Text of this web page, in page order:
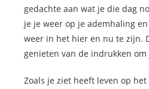
gedachte aan wat je die dag
je je weer op je ademhaling
weer in het hier en nu te zijn.
genieten van de indrukken om
Zoals je ziet heeft leven op